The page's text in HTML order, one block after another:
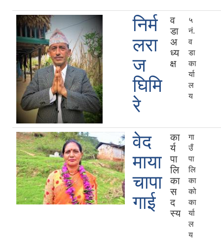
निर्म
लरा
ज
घिमि
रे
व
डा
अ
ध्य
क्ष
५
नं.
व
डा
का
र्या
ल
य
वेद
माया
चापा
गाई
का
र्य
पा
लि
का
स
द
स्य
गा
उँ
पा
लि
का
को
का
र्या
ल
य